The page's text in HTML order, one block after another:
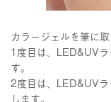
カラージェルを筆に
1度目は、LED&UV
す。
2度目は、LED&UV
します。